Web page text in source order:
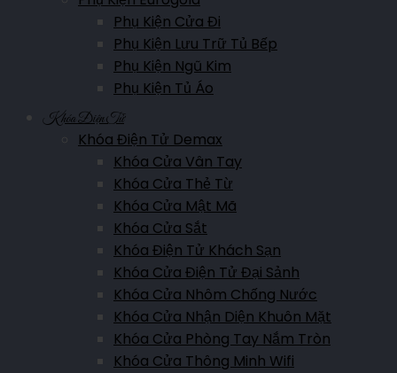
Showroom Bắc Kạn
Trường Chinh, P. Đức Xuân, TP Bắc Kạn
Showroom Bắc Giang
Nguyễn Văn Cừ, P. Ngô Quyền, Tp Bắc Giang
0911.007.365
Showroom Lào Cai
Hoàng Liên, P.Kim Tân, TP.Lào Cai, Lào Cai
0961.007.365
Phụ Kiện Cửa Đi
Phụ Kiện Lưu Trữ Tủ Bếp
Phụ Kiện Ngũ Kim
Phụ Kiện Tủ Áo
Khóa Điện Tử
Khóa Điện Tử Demax
Khóa Cửa Vân Tay
Khóa Cửa Thẻ Từ
Khóa Cửa Mật Mã
Khóa Cửa Sắt
Khóa Điện Tử Khách Sạn
Khóa Cửa Điện Tử Đại Sảnh
Khóa Cửa Nhôm Chống Nước
Khóa Cửa Nhận Diện Khuôn Mặt
Khóa Cửa Phòng Tay Nắm Tròn
Khóa Cửa Thông Minh Wifi